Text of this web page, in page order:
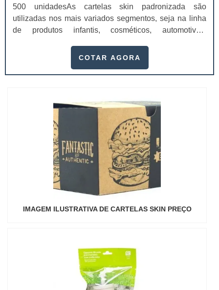
500 unidadesAs cartelas skin padronizada são
utilizadas nos mais variados segmentos, seja na linha
de produtos infantis, cosméticos, automotivos,
uma versatilidade em linhas de papéis que garantem
produzir seus materiais.Além da facilidade de
COTAR AGORA
IMAGEM ILUSTRATIVA DE CARTELAS SKIN PREÇO